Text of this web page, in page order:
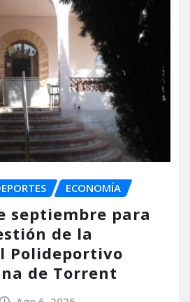
ECONOMÍA
septiembre para
de la
Polideportivo
de Torrent